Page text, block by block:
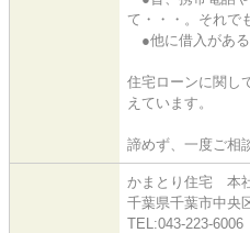
て・・・。それで
●他に借入がある
住宅ローンに関し
えています。
諦めず、一度ご相
かまとり住宅 本
千葉県千葉市中央
TEL:043-223-6006